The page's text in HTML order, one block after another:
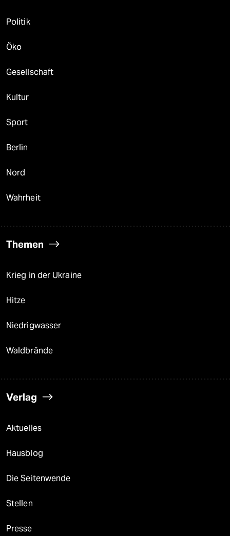
Politik
Öko
Gesellschaft
Kultur
Sport
Berlin
Nord
Wahrheit
Themen
Krieg in der Ukraine
Hitze
Niedrigwasser
Waldbrände
Verlag
Aktuelles
Hausblog
Die Seitenwende
Stellen
Presse